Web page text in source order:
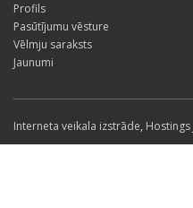
Profils
Pasūtījumu vēsture
Vēlmju saraksts
Jaunumi
Interneta veikala izstrāde, Hostings